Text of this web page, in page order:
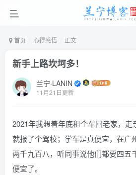
首页 心得感悟 正文
新手上路坎坷多！
兰宁·LANIN
11月21日更新
2021年我想着年底租个车回老家，走
就报了个驾校；学车是真便宜，在广
两千九百八，听同事说他们都要四五
便宜了。